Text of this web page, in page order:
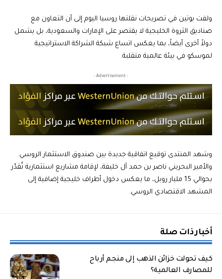
ولفت بوتين في تصريحات نقلتها روسيا اليوم إلى أن التعاون مع
صناديق الثروة الخليجية لا يقتصر على الإمارات والسعودية، بل يشمل
دولاً أخرى أيضاً، بما يعكس اتساع شبكة الشراكة الاستراتيجية
لموسكو في بيئة عالمية متقلبة.
- Advertisement -
وشهد المنتدى توقيع اتفاقية جديدة بين صندوق الاستثمار الروسي
والأمير البحريني ناصر بن حمد آل خليفة، لإقامة مشاريع استثمارية تُقدّر
بحوالي 15 مليار روبل، ما يعكس دخول أطراف خليجية إضافية إلى
المشهد الاقتصادي الروسي.
أخبار ذات صلة
كيف تحولت خزائن الذهب إلى منجم أرباح
للمصارف العالمية؟